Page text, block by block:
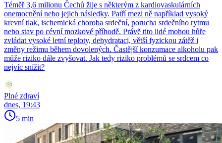
Téměř 3,6 milionu Čechů žije s některým z kardiovaskulárních
onemocnění nebo jejich následky. Patří mezi ně například vysoký
krevní tlak, ischemická choroba srdeční, porucha srdečního rytmu
nebo stav po cévní mozkové příhodě. Právě tito lidé mohou hůře
zvládat vysoké letní teploty, dehydrataci, větší fyzickou zátěž i
změny režimu během dovolených. Častější konzumace alkoholu pak
může riziko dále zvyšovat. Jak tedy riziko problémů se srdcem co
nejvíc snížit?
Plné zdraví
dnes, 19:43
5 min